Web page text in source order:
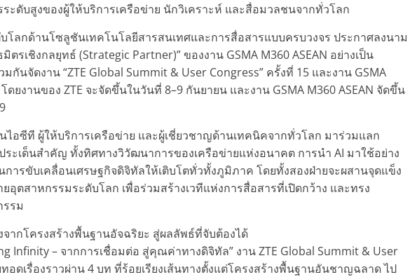
ะดับสูงของผู้ให้บริการเครือข่าย นักวิเคราะห์ และสื่อมวลชนจากทั่วโลก
โลกด้านโซลูชันเทคโนโลยีสารสนเทศและการสื่อสารแบบครบวงจร ประกาศลงนาม
รเชิงกลยุทธ์ (Strategic Partner)” ของงาน GSMA M360 ASEAN อย่างเป็น
กันจัดงาน “ZTE Global Summit & User Congress” ครั้งที่ 15 และงาน GSMA
ดยงานของ ZTE จะจัดขึ้นในวันที่ 8–9 กันยายน และงาน GSMA M360 ASEAN จัดขึ้น
ไอซีที ผู้ให้บริการเครือข่าย และผู้เชี่ยวชาญด้านเทคนิคจากทั่วโลก มาร่วมแลก
ะเด็นสำคัญ ทั้งทิศทางวิวัฒนาการของเครือข่ายแห่งอนาคต การนำ AI มาใช้อย่าง
การขับเคลื่อนเศรษฐกิจดิจิทัลให้เติบโตทั่วทั้งภูมิภาค โดยทั้งสองฝ่ายจะผสานจุดแข็ง
อุตสาหกรรมระดับโลก เพื่อร่วมสร้างเวทีแห่งการสื่อสารที่เปิดกว้าง และทรง
รม
ากโครงสร้างพื้นฐานอัจฉริยะ สู่ผลลัพธ์ที่จับต้องได้
Infinity – จากการเชื่อมต่อ สู่คุณค่าทางดิจิทัล” งาน ZTE Global Summit & User
อดเรื่องราวผ่าน 4 บท ที่ร้อยเรียงเส้นทางตั้งแต่โครงสร้างพื้นฐานอันชาญฉลาด ไป